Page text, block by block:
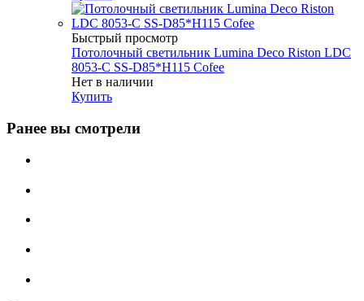
Быстрый просмотр
Потолочный светильник Lumina Deco Riston LDC
8053-C SS-D85*H115 Cofee
Нет в наличии
Купить
Ранее вы смотрели